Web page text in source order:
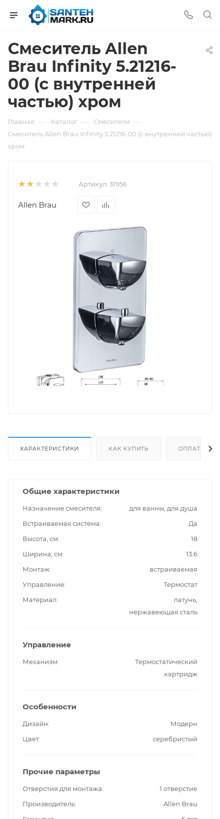
Смеситель Allen
Brau Infinity 5.21216-
00 (с внутренней
частью) хром
Главная — Каталог — Смесители —
Смеситель Allen Brau Infinity 5.21216-00 (с внутренней частью)
хром
Артикул: 31956
Allen Brau
ХАРАКТЕРИСТИКИ КАК КУПИТЬ ОПЛАТА
Общие характеристики
Назначение смесителя
для ванны, для душа
Встраиваемая система
Да
Высота, см
18
Ширина, см
13.6
Монтаж
встраиваемая
Управление
Термостат
Материал
латунь,
нержавеющая сталь
Управление
Механизм
Термостатический
картридж
Особенности
Дизайн
Модерн
Цвет
серебристый
Прочие параметры
Отверстия для монтажа
1 отверстие
Производитель
Allen Brau